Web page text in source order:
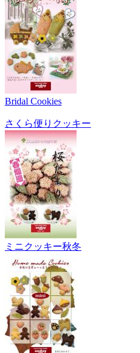
Bridal Cookies
さくら便りクッキー
ミニクッキー秋冬